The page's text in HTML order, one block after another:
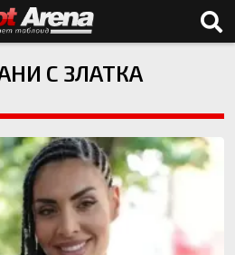
С ЗЛАТКА